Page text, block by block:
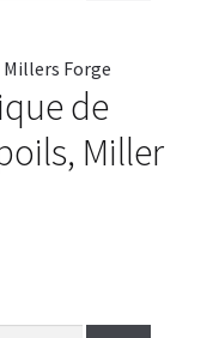
de
Miller